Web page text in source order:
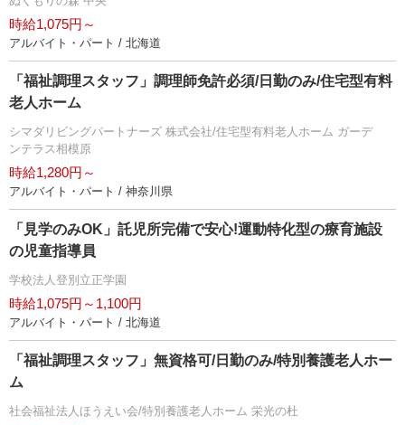
時給1,075円～
アルバイト・パート / 北海道
「福祉調理スタッフ」調理師免許必須/日勤のみ/住宅型有料
老人ホーム
シマダリビングパートナーズ 株式会社/住宅型有料老人ホーム ガーデ
ンテラス相模原
時給1,280円～
アルバイト・パート / 神奈川県
「見学のみOK」託児所完備で安心!運動特化型の療育施設
の児童指導員
学校法人登別立正学園
時給1,075円～1,100円
アルバイト・パート / 北海道
「福祉調理スタッフ」無資格可/日勤のみ/特別養護老人ホー
ム
社会福祉法人ほうえい会/特別養護老人ホーム 栄光の杜